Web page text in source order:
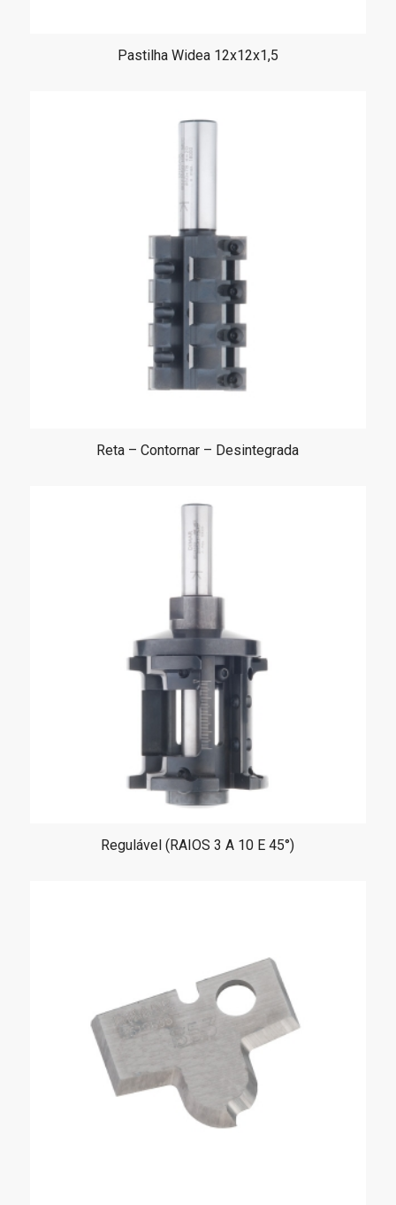
Pastilha Widea 12x12x1,5
Reta – Contornar – Desintegrada
Regulável (RAIOS 3 A 10 E 45°)